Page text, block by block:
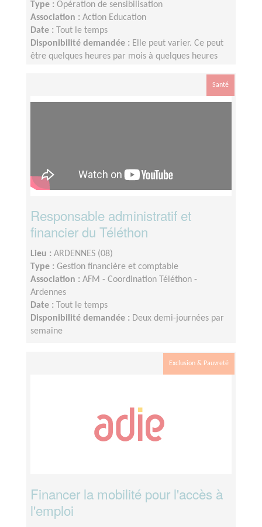
Type : Opération de sensibilisation
Association : Action Education
Date :
Tout le temps
Disponibilité demandée : Elle peut varier. Ce peut
être quelques heures par mois à quelques heures
Santé
Responsable administratif et
financier du Téléthon
Lieu : ARDENNES (08)
Type : Gestion financière et comptable
Association : AFM - Coordination Téléthon -
Ardennes
Date :
Tout le temps
Disponibilité demandée : Deux demi-journées par
semaine
Exclusion & Pauvreté
Financer la mobilité pour l'accès à
l'emploi